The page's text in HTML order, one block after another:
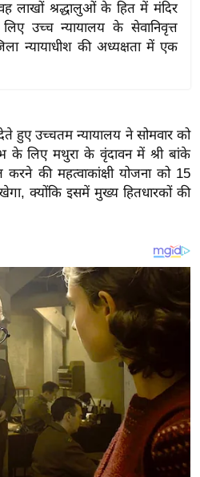
लाखों श्रद्धालुओं के हित में मंदिर
उच्च न्यायालय के सेवानिवृत्त
न्यायाधीश की अध्यक्षता में एक
हुए उच्चतम न्यायालय ने सोमवार को
के लिए मथुरा के वृंदावन में श्री बांके
करने की महत्वाकांक्षी योजना को 15
क्योंकि इसमें मुख्य हितधारकों की